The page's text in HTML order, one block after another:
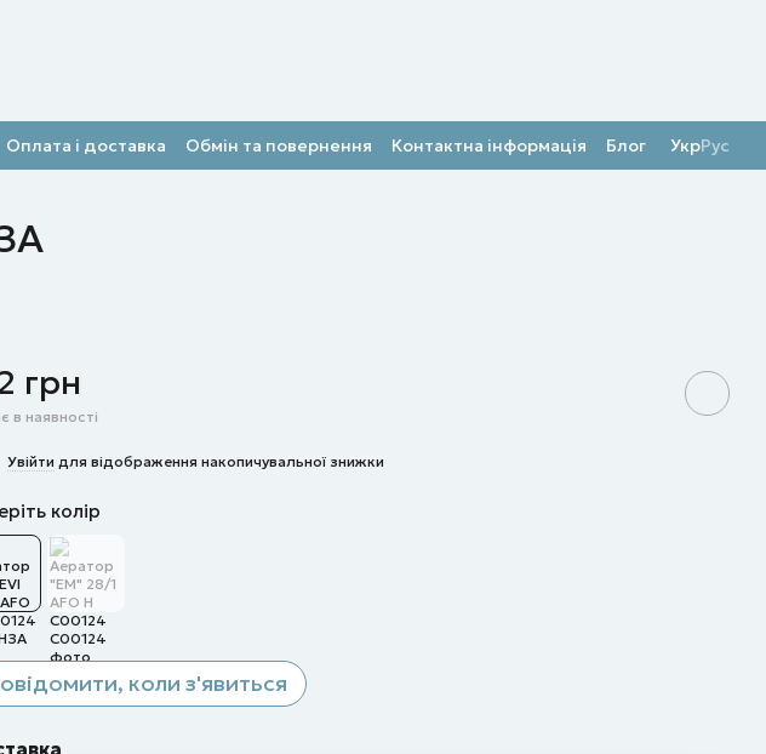
Оплата і доставка Обмін та повернення Контактна інформація Блог УкрРус
грн
в наявності
Увійти для відображення накопичувальної знижки
колір
коли з'явиться